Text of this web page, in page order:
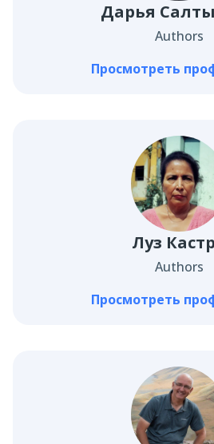
Дарья
Authors
Просмотреть
Луз
Authors
Просмотреть